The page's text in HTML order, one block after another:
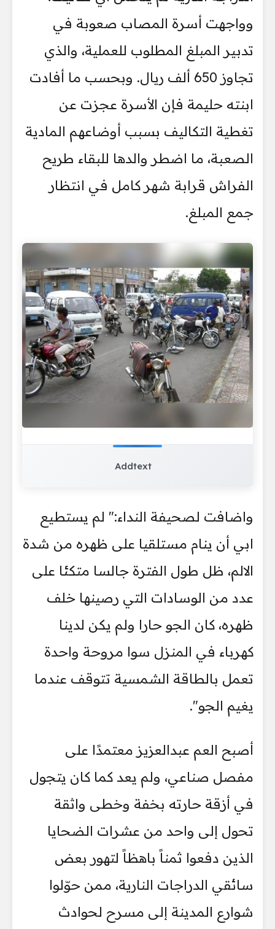
وواجهت أسرة المصاب صعوبة في
تدبير المبلغ المطلوب للعملية، والذي
تجاوز 650 ألف ريال. وبحسب ما أفادت
ابنته حليمة فإن الأسرة عجزت عن
تغطية التكاليف بسبب أوضاعهم المادية
الصعبة، ما اضطر والدها للبقاء طريح
الفراش قرابة شهر كامل في انتظار
جمع المبلغ.
Addtext
واضافت لصحيفة النداء:" لم يستطيع
ابي أن ينام مستلقيا على ظهره من شدة
الالم، ظل طول الفترة جالسا متكئا على
عدد من الوسادات التي رصينها خلف
ظهره، كان الجو حارا ولم يكن لدينا
كهرباء في المنزل سوا مروحة واحدة
تعمل بالطاقة الشمسية تتوقف عندما
يغيم الجو".
أصبح العم عبدالعزيز معتمدًا على
مفصل صناعي، ولم يعد كما كان يتجول
في أزقة حارته بخفة وخطى واثقة
تحول إلى واحد من عشرات الضحايا
الذين دفعوا ثمناً باهظاً لتهور بعض
سائقي الدراجات النارية، ممن حوّلوا
شوارع المدينة إلى مسرح لحوادث